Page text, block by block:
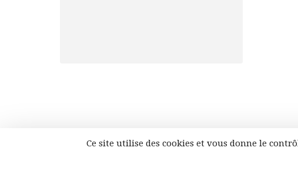
Ce site utilise des cookies et vous donne le